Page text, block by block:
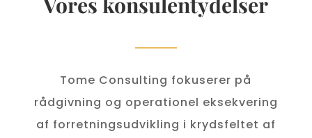
Tome Consulting fokuserer på
rådgivning og operationel eksekvering
af forretningsudvikling i krydsfeltet af